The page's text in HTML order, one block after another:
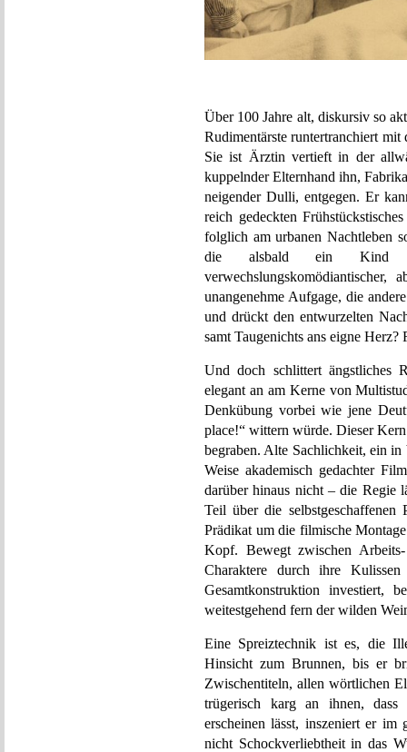
Über 100 Jahre alt, diskursiv so
Rudimentärste runtertranchiert
Sie ist Ärztin vertieft in der
kuppelnder Elternhand ihn,
neigender Dulli, entgegen. Er
reich gedeckten
folglich am urbanen Nachtleben
die alsbald ein Kind
unangenehme Aufgage, die
und drückt den entwurzelten
samt Taugenichts ans eigne Herz?
Und doch schlittert ängstliches
elegant an am Kerne von
Denkübung vorbei wie jene
place!“ wittern würde. Dieser
begraben. Alte Sachlichkeit, ein in
Weise akademisch gedachter
darüber hinaus nicht – die Regie
Teil über die selbstgeschaffenen
Prädikat um die filmische
Kopf. Bewegt zwischen
Charaktere durch ihre
Gesamtkonstruktion investiert,
weitestgehend fern der wilden
Eine Spreiztechnik ist es, die
Hinsicht zum Brunnen, bis er
Zwischentiteln, allen wörtlichen
trügerisch karg an ihnen, dass
erscheinen lässt, inszeniert er
nicht Schockverliebtheit in das